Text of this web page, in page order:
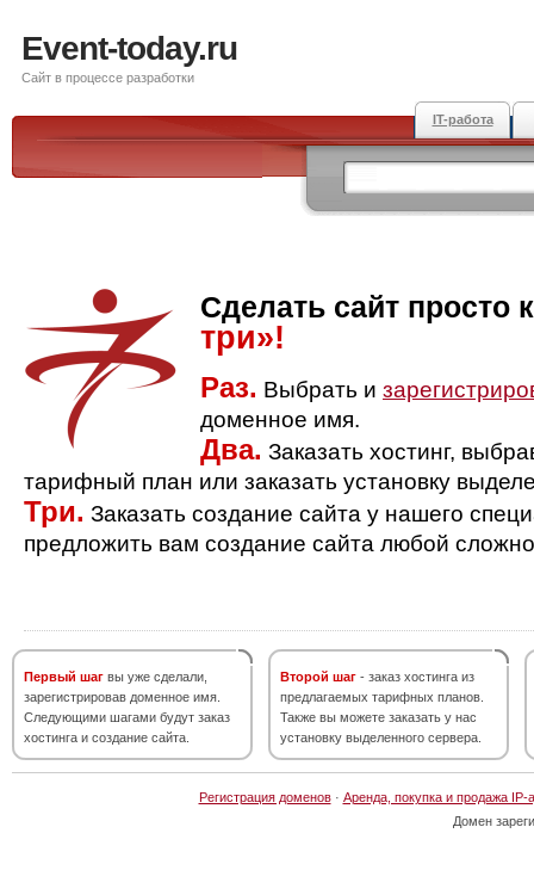
Event-today.ru
Сайт в процессе разработки
IT-работа
Сделать сайт просто
три»!
Раз. Выбрать и
доменное имя.
Два. Заказать хостинг,
тарифный план или заказать установку
Три. Заказать создание сайта у нашего
предложить вам создание сайта любой
Первый шаг вы уже сделали,
зарегистрировав доменное имя.
Следующими шагами будут заказ
хостинга и создание сайта.
Второй шаг - заказ хостинга из
предлагаемых тарифных планов.
Также вы можете заказать у нас
установку выделенного сервера.
Регистрация доменов· Аренда, покупка и продажа IP-
Домен